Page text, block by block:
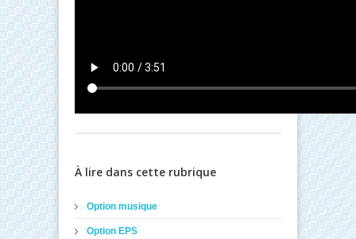
À lire dans cette rubrique
Option musique
Option EPS